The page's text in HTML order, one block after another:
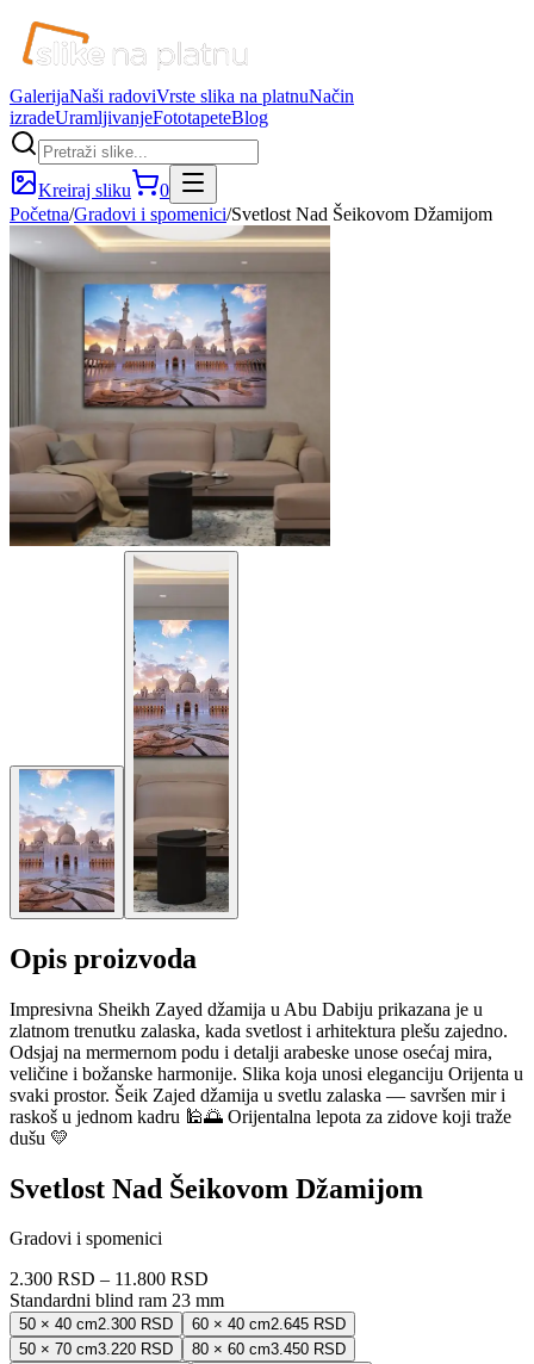
GalerijaNaši radoviVrste slika na platnuNačin
izradeUramljivanjeFototapeteBlog
Kreiraj sliku
0
Početna/Gradovi i spomenici/Svetlost Nad Šeikovom Džamijom
Opis proizvoda
Impresivna Sheikh Zayed džamija u Abu Dabiju prikazana je u
zlatnom trenutku zalaska, kada svetlost i arhitektura plešu zajedno.
Odsjaj na mermernom podu i detalji arabeske unose osećaj mira,
veličine i božanske harmonije. Slika koja unosi eleganciju Orijenta u
svaki prostor. Šeik Zajed džamija u svetlu zalaska — savršen mir i
raskoš u jednom kadru 🕌🌅 Orijentalna lepota za zidove koji traže
dušu 💛
Svetlost Nad Šeikovom Džamijom
Gradovi i spomenici
2.300 RSD – 11.800 RSD
Standardni blind ram 23 mm
50 × 40 cm2.300 RSD 60 × 40 cm2.645 RSD
50 × 70 cm3.220 RSD 80 × 60 cm3.450 RSD